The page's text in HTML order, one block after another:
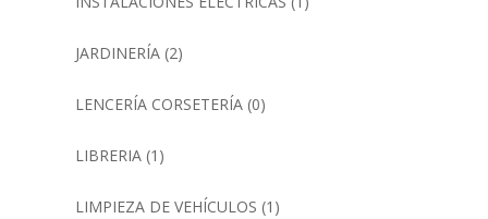
JARDINERÍA(2)
LENCERÍA CORSETERÍA(0)
LIBRERIA(1)
LIMPIEZA DE VEHÍCULOS (1)